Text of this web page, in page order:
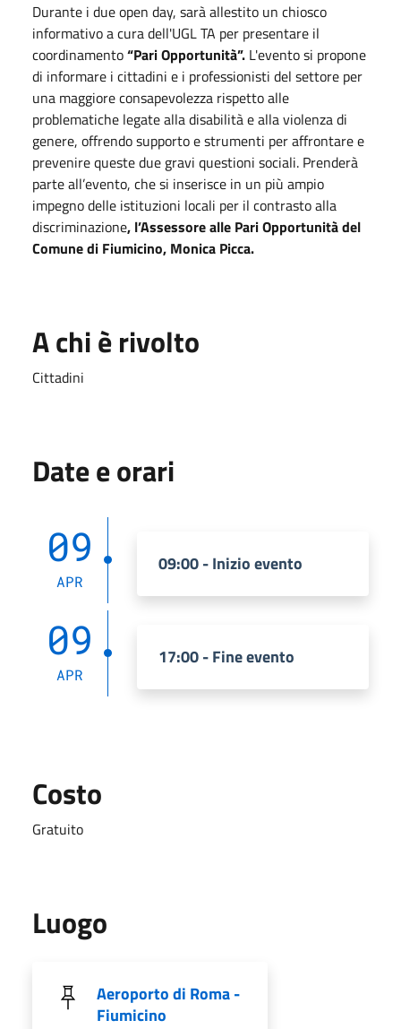
Durante i due open day, sarà allestito un chiosco
informativo a cura dell'UGL TA per presentare il
coordinamento“Pari Opportunità”. L'evento si propone
di informare i cittadini e i professionisti del settore per
una maggiore consapevolezza rispetto alle
problematiche legate alla disabilità e alla violenza di
genere, offrendo supporto e strumenti per affrontare e
prevenire queste due gravi questioni sociali. Prenderà
parte all’evento, che si inserisce in un più ampio
impegno delle istituzioni locali per il contrasto alla
discriminazione, l’Assessore alle Pari Opportunità del
Comune di Fiumicino, Monica Picca.
A chi è rivolto
Cittadini
Date e orari
09
APR
09:00 - Inizio evento
09
APR
17:00 - Fine evento
Costo
Gratuito
Luogo
Aeroporto di Roma -
Fiumicino